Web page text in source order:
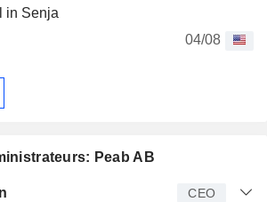
in Senja
04/08
Peab AB
CEO